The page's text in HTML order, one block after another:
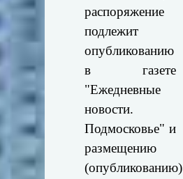
распоряжение
подлежит
опубликованию
в газете
"Ежедневные
новости.
Подмосковье" и
размещению
(опубликованию)